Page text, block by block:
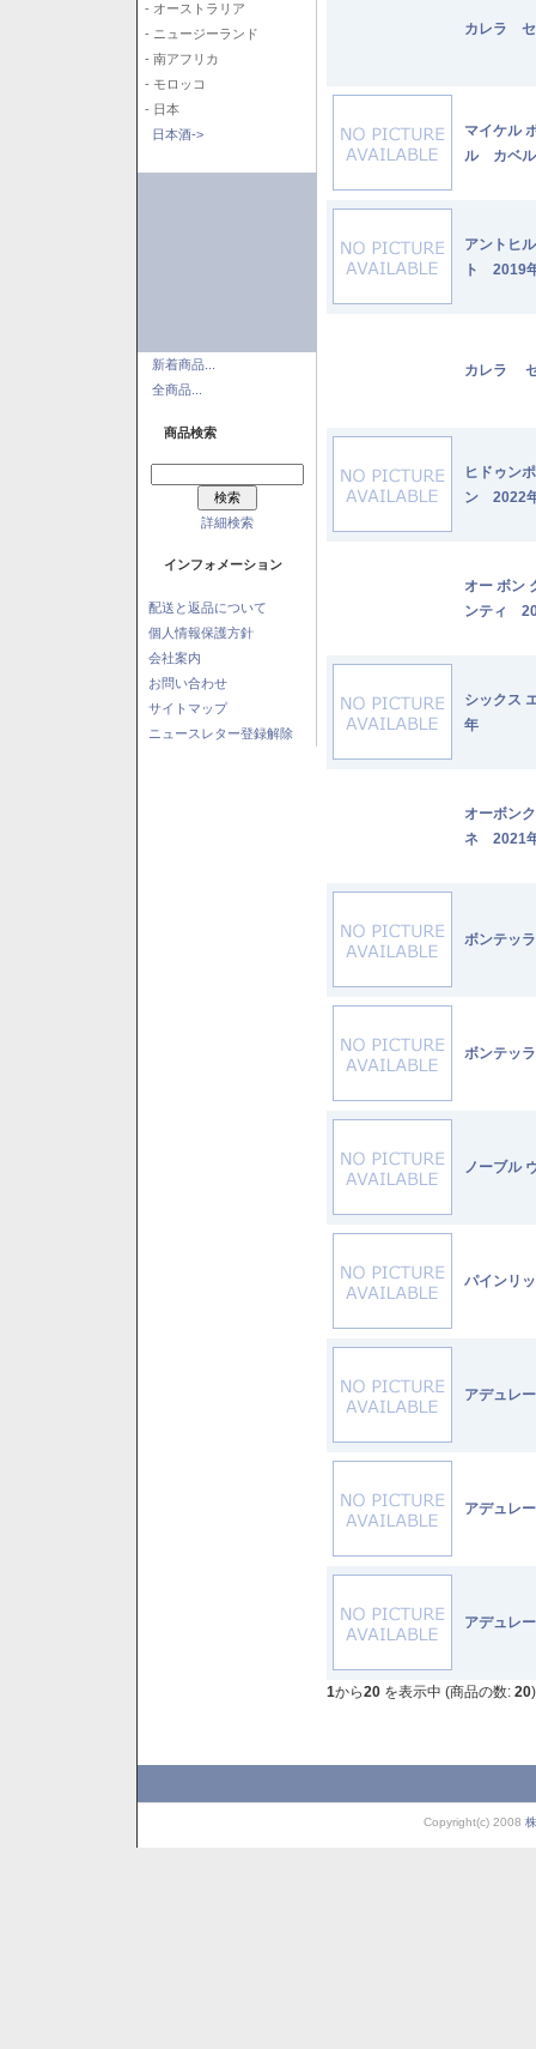
- オーストラリア
- ニュージーランド
- 南アフリカ
- モロッコ
- 日本
日本酒->
新着商品...
全商品...
商品検索
詳細検索
インフォメーション
配送と返品について
個人情報保護方針
会社案内
お問い合わせ
サイトマップ
ニュースレター登録解除
カレラ
マイケル
ル カベ
アントヒ
ト 2019
カレラ
ヒドゥン
ン 2022
オー ボン
ンティ
シックス
年
オーボン
ネ 2021
ボンテッ
ボンテッ
ノーブル
パインリ
アデュレ
アデュレ
アデュレ
1から20 を表示中 (商品の数: 20)
Copyright(c) 2008